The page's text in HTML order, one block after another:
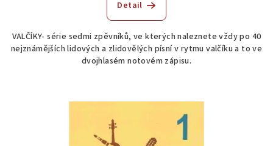
Detail
VALČÍKY- série sedmi zpěvníků, ve kterých naleznete vždy po 40
nejznámějších lidových a zlidovělých písní v rytmu valčíku a to ve
dvojhlasém notovém zápisu.